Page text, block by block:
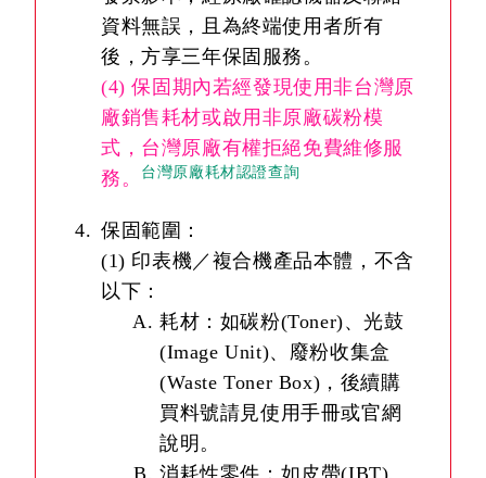
資料無誤，且為終端使用者所有
後，方享三年保固服務。
(4) 保固期內若經發現使用非台灣原
廠銷售耗材或啟用非原廠碳粉模
式，台灣原廠有權拒絕免費維修服
務。
台灣原廠耗材認證查詢
保固範圍：
(1) 印表機／複合機產品本體，不含
以下：
耗材：如碳粉(Toner)、光鼓
(Image Unit)、廢粉收集盒
(Waste Toner Box)，後續購
買料號請見使用手冊或官網
說明。
消耗性零件：如皮帶(IBT)、